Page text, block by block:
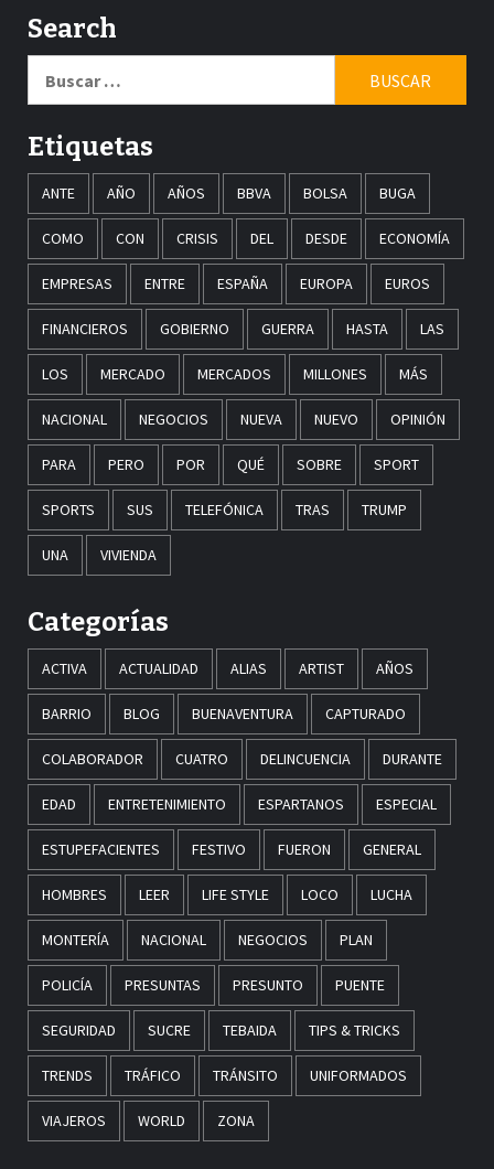
Search
Etiquetas
ANTE AÑO AÑOS BBVA BOLSA BUGA
COMO CON CRISIS DEL DESDE ECONOMÍA
EMPRESAS ENTRE ESPAÑA EUROPA EUROS
FINANCIEROS GOBIERNO GUERRA HASTA LAS
LOS MERCADO MERCADOS MILLONES MÁS
NACIONAL NEGOCIOS NUEVA NUEVO OPINIÓN
PARA PERO POR QUÉ SOBRE SPORT
SPORTS SUS TELEFÓNICA TRAS TRUMP
UNA VIVIENDA
Categorías
ACTIVA ACTUALIDAD ALIAS ARTIST AÑOS
BARRIO BLOG BUENAVENTURA CAPTURADO
COLABORADOR CUATRO DELINCUENCIA DURANTE
EDAD ENTRETENIMIENTO ESPARTANOS ESPECIAL
ESTUPEFACIENTES FESTIVO FUERON GENERAL
HOMBRES LEER LIFE STYLE LOCO LUCHA
MONTERÍA NACIONAL NEGOCIOS PLAN
POLICÍA PRESUNTAS PRESUNTO PUENTE
SEGURIDAD SUCRE TEBAIDA TIPS & TRICKS
TRENDS TRÁFICO TRÁNSITO UNIFORMADOS
VIAJEROS WORLD ZONA